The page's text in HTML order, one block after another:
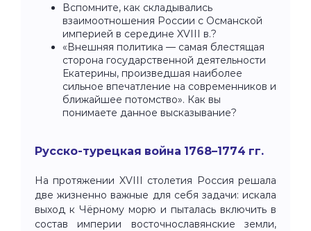
Вспомните, как складывались
взаимоотношения России с Османской
империей в середине XVIII в.?
«Внешняя политика — самая блестящая
сторона государственной деятельности
Екатерины, произведшая наиболее
сильное впечатление на современников и
ближайшее потомство». Как вы
понимаете данное высказывание?
Русско-турецкая война 1768–1774 гг.
На протяжении XVIII столетия Россия решала
две жизненно важные для себя задачи: искала
выход к Чёрному морю и пыталась включить в
состав империи восточнославянские земли,